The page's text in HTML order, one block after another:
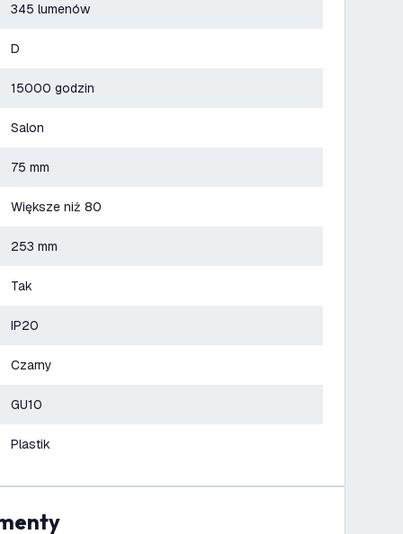
345 lumenów
D
15000 godzin
Salon
75 mm
Większe niż 80
253 mm
Tak
IP20
Czarny
GU10
Plastik